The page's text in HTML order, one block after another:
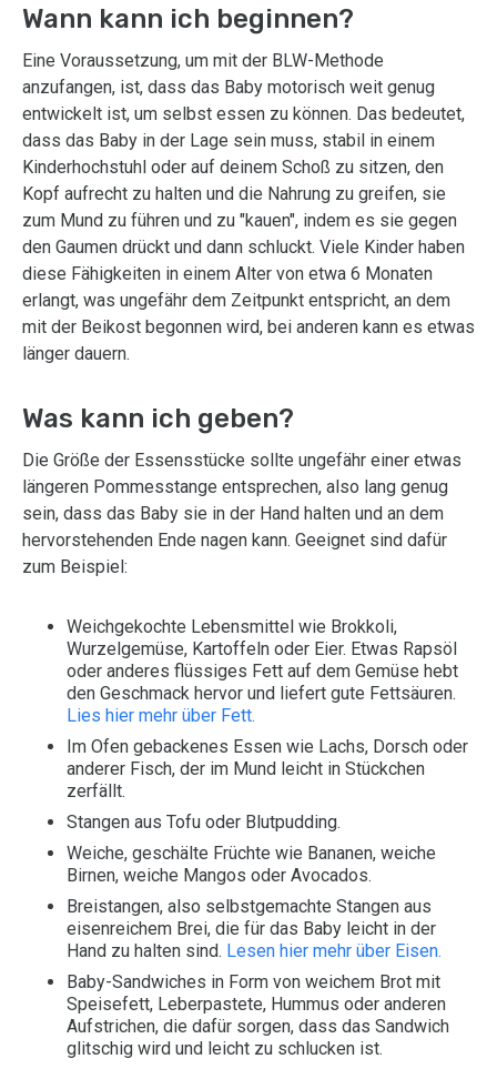
Wann kann ich beginnen?
Eine Voraussetzung, um mit der BLW-Methode
anzufangen, ist, dass das Baby motorisch weit genug
entwickelt ist, um selbst essen zu können. Das bedeutet,
dass das Baby in der Lage sein muss, stabil in einem
Kinderhochstuhl oder auf deinem Schoß zu sitzen, den
Kopf aufrecht zu halten und die Nahrung zu greifen, sie
zum Mund zu führen und zu "kauen", indem es sie gegen
den Gaumen drückt und dann schluckt. Viele Kinder haben
diese Fähigkeiten in einem Alter von etwa 6 Monaten
erlangt, was ungefähr dem Zeitpunkt entspricht, an dem
mit der Beikost begonnen wird, bei anderen kann es etwas
länger dauern.
Was kann ich geben?
Die Größe der Essensstücke sollte ungefähr einer etwas
längeren Pommesstange entsprechen, also lang genug
sein, dass das Baby sie in der Hand halten und an dem
hervorstehenden Ende nagen kann. Geeignet sind dafür
zum Beispiel:
Weichgekochte Lebensmittel wie Brokkoli,
Wurzelgemüse, Kartoffeln oder Eier. Etwas Rapsöl
oder anderes flüssiges Fett auf dem Gemüse hebt
den Geschmack hervor und liefert gute Fettsäuren.
Lies hier mehr über Fett.
Im Ofen gebackenes Essen wie Lachs, Dorsch oder
anderer Fisch, der im Mund leicht in Stückchen
zerfällt.
Stangen aus Tofu oder Blutpudding.
Weiche, geschälte Früchte wie Bananen, weiche
Birnen, weiche Mangos oder Avocados.
Breistangen, also selbstgemachte Stangen aus
eisenreichem Brei, die für das Baby leicht in der
Hand zu halten sind. Lesen hier mehr über Eisen.
Baby-Sandwiches in Form von weichem Brot mit
Speisefett, Leberpastete, Hummus oder anderen
Aufstrichen, die dafür sorgen, dass das Sandwich
glitschig wird und leicht zu schlucken ist.